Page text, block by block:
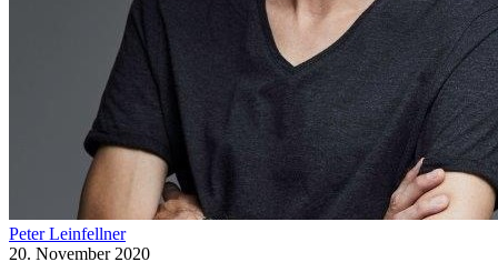
Peter Leinfellner
20. November 2020